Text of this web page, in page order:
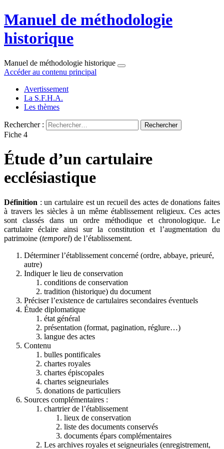
Manuel de méthodologie
historique
Manuel de méthodologie historique
Accéder au contenu principal
Avertissement
La S.F.H.A.
Les thèmes
Rechercher :
Fiche 4
Étude d’un cartulaire
ecclésiastique
Définition : un cartulaire est un recueil des actes de donations faites
à travers les siècles à un même établissement religieux. Ces actes
sont classés dans un ordre méthodique et chronologique. Le
cartulaire éclaire ainsi sur la constitution et l’augmentation du
patrimoine (temporel) de l’établissement.
Déterminer l’établissement concerné (ordre, abbaye, prieuré,
autre)
Indiquer le lieu de conservation
conditions de conservation
tradition (historique) du document
Préciser l’existence de cartulaires secondaires éventuels
Étude diplomatique
état général
présentation (format, pagination, réglure…)
langue des actes
Contenu
bulles pontificales
chartes royales
chartes épiscopales
chartes seigneuriales
donations de particuliers
Sources complémentaires :
chartrier de l’établissement
lieux de conservation
liste des documents conservés
documents épars complémentaires
Les archives royales et seigneuriales (enregistrement,